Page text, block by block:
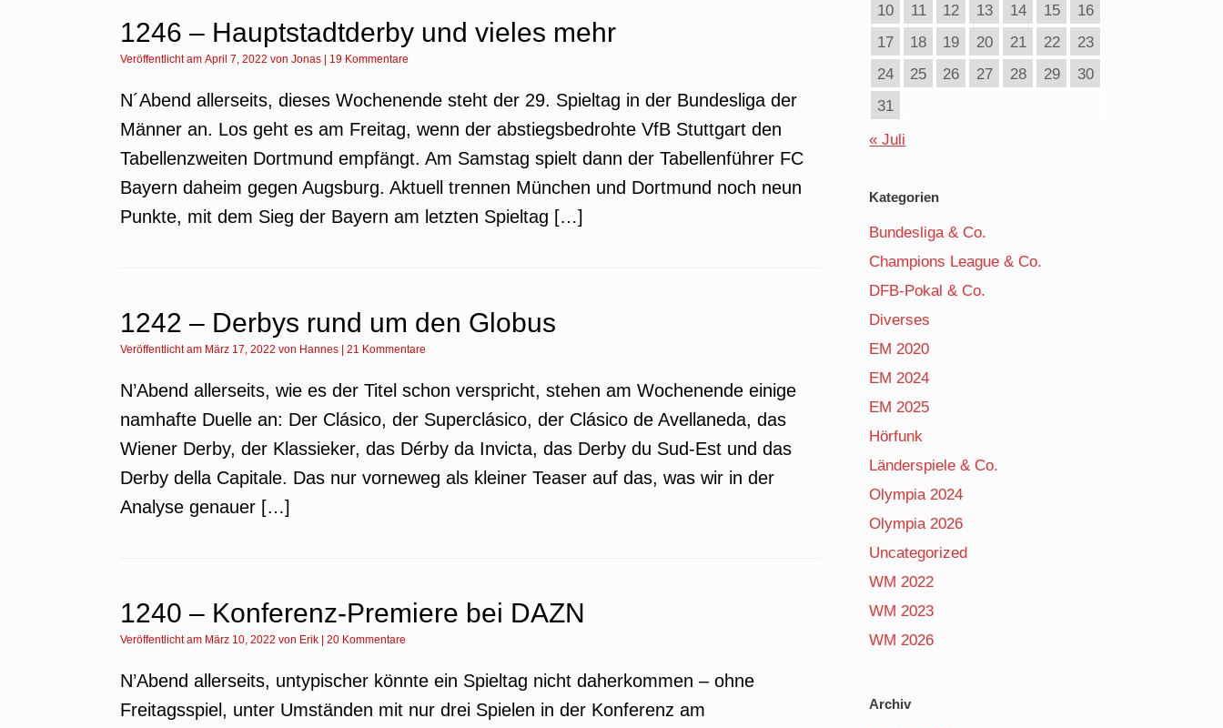
1246 – Hauptstadtderby und vieles mehr
Veröffentlicht am April 7, 2022 von Jonas 19 Kommentare
N´Abend allerseits, dieses Wochenende steht der 29. Spieltag in der Bundesliga der
Männer an. Los geht es am Freitag, wenn der abstiegsbedrohte VfB Stuttgart den
Tabellenzweiten Dortmund empfängt. Am Samstag spielt dann der Tabellenführer FC
Bayern daheim gegen Augsburg. Aktuell trennen München und Dortmund noch neun
Punkte, mit dem Sieg der Bayern am letzten Spieltag […]
1242 – Derbys rund um den Globus
Veröffentlicht am März 17, 2022 von Hannes 21 Kommentare
N’Abend allerseits, wie es der Titel schon verspricht, stehen am Wochenende einige
namhafte Duelle an: Der Clásico, der Superclásico, der Clásico de Avellaneda, das
Wiener Derby, der Klassieker, das Dérby da Invicta, das Derby du Sud-Est und das
Derby della Capitale. Das nur vorneweg als kleiner Teaser auf das, was wir in der
Analyse genauer […]
1240 – Konferenz-Premiere bei DAZN
Veröffentlicht am März 10, 2022 von Erik 20 Kommentare
N’Abend allerseits, untypischer könnte ein Spieltag nicht daherkommen – ohne
Freitagsspiel, unter Umständen mit nur drei Spielen in der Konferenz am
10
11 12 13 14 15
16
17
18 19 20 21 22
23
24
25 26 27 28 29
30
31
« Juli
Kategorien
Bundesliga & Co.
Champions League & Co.
DFB-Pokal & Co.
Diverses
EM 2020
EM 2024
EM 2025
Hörfunk
Länderspiele & Co.
Olympia 2024
Olympia 2026
Uncategorized
WM 2022
WM 2023
WM 2026
Archiv